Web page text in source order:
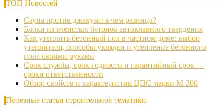
ТОП Новостей
Сауна против джакузи: в чем разница?
Блоки из ячеистых бетонов автоклавного твердения
Как утеплить бетонный пол в частном доме: выбор
утеплителя, способы укладки и утепление бетонного
пола своими руками
Срок службы, срок годности и гарантийный срок —
сроки ответственности
Обзор свойств и характеристик ЦПС марки М-300
Полезные статьи строительной тематики